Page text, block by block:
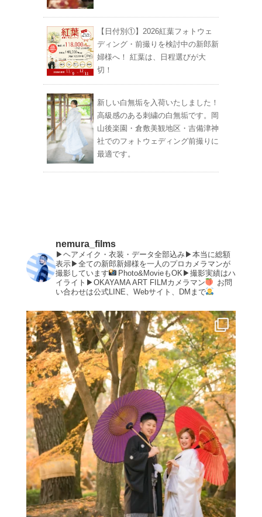
【日付別①】2026紅葉フォトウェ
ディング・前撮りを検討中の新郎新
婦様へ！ 紅葉は、日程選びが大
切！
新しい白無垢を入荷いたしました！
高級感のある刺繍の白無垢です。岡
山後楽園・倉敷美観地区・吉備津神
社でのフォトウェディング前撮りに
最適です。
nemura_films
▶︎ヘアメイク・衣装・データ全部込み▶︎本当に総額
表示▶︎全ての新郎新婦様を一人のプロカメラマンが
撮影しています
Photo&MovieもOK▶︎撮影実績はハ
イライト▶︎OKAYAMA ART FILMカメラマン
お問
い合わせは公式LINE、Webサイト、DMまで